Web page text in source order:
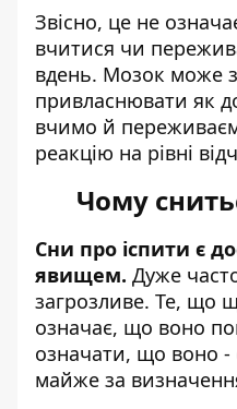
Звісно, це не
вчитися чи
вдень. Мозок може
привласнювати як
вчимо й
реакцію на рівні
Чому
Сни про іспити є
явищем. Дуже
загрозливе. Те, що
означає, що воно
означати, що воно -
майже за